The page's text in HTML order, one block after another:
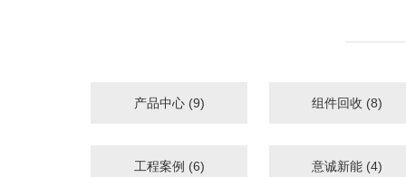
产品中心 (9) 组件回收 (8)
工程案例 (6) 意诚新能 (4)